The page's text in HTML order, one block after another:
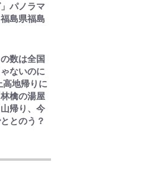
パノラマ
島県福島
の数は全国
ないのに
高地帰りに
檎の湯屋
帰り、今
とのう？
磨が激勝翌